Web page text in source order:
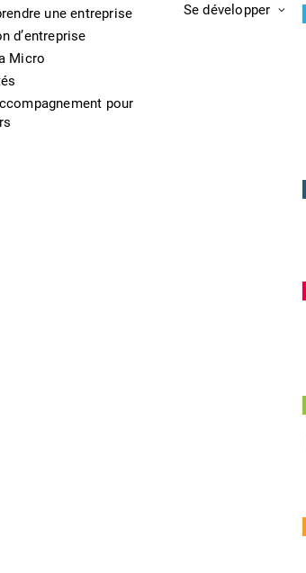
une entreprise
d’entreprise
Micro
pour
Se développer